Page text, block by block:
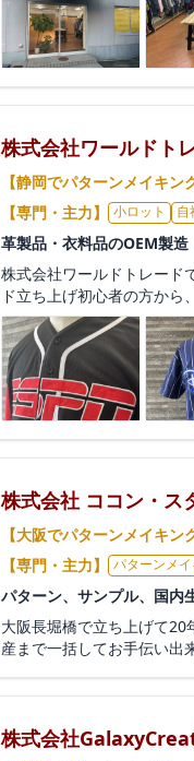
株式会社ワールドト
【静岡でパターンメイキン
【専門・主力】
小ロット 自
革製品・衣料品のOEM製造
株式会社ワールドトレード
ド立ち上げ初心者の方か
株式会社 ココン・ス
【大阪でパターンメイキン
【専門・主力】
パターンメ
パターン、サンプル、国内
大阪長堀橋で立ち上げて
産まで一括してお手伝い出
株式会社